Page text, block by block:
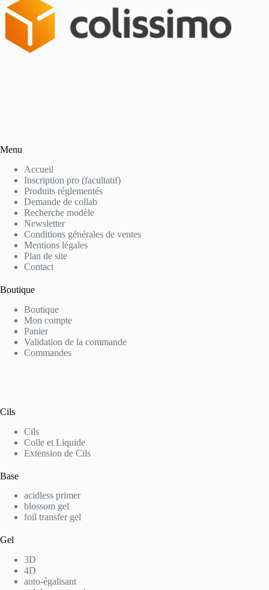
Menu
Accueil
Inscription pro (facultatif)
Produits réglementés
Demande de collab
Recherche modèle
Newsletter
Conditions générales de ventes
Mentions légales
Plan de site
Contact
Boutique
Boutique
Mon compte
Panier
Validation de la commande
Commandes
Cils
Cils
Colle et Liquide
Extension de Cils
Base
acidless primer
blossom gel
foil transfer gel
Gel
3D
4D
auto-égalisant